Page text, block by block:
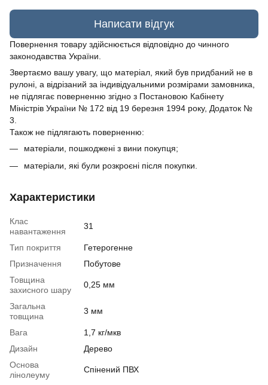
Написати відгук
Повернення товару здійснюється відповідно до чинного
законодавства України.
Звертаємо вашу увагу, що матеріал, який був придбаний не в
рулоні, а відрізаний за індивідуальними розмірами замовника,
не підлягає поверненню згідно з Постановою Кабінету
Міністрів України № 172 від 19 березня 1994 року, Додаток №
3.
Також не підлягають поверненню:
матеріали, пошкоджені з вини покупця;
матеріали, які були розкроєні після покупки.
Характеристики
Клас
навантаження
31
Тип покриття
Гетерогенне
Призначення
Побутове
Товщина
захисного шару
0,25 мм
Загальна
товщина
3 мм
Вага
1,7 кг/мкв
Дизайн
Дерево
Основа
лінолеуму
Спінений ПВХ